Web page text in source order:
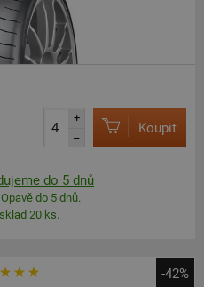
+
–
Koupit
do 5 dnů
do 5 dnů.
20 ks.
-42%